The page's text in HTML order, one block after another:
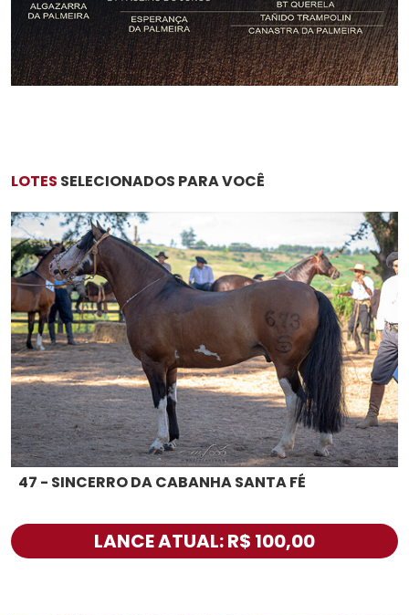
LOTES SELECIONADOS PARA VOCÊ
47 - SINCERRO DA CABANHA SANTA FÉ
LANCE ATUAL: R$ 100,00